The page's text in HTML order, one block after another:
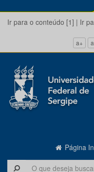
Ir para o conteúdo [1] | Ir
a+
Página